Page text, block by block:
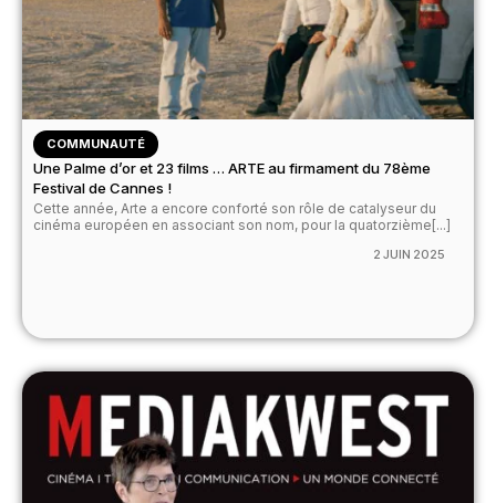
COMMUNAUTÉ
Une Palme d’or et 23 films … ARTE au firmament du 78ème
Festival de Cannes !
Cette année, Arte a encore conforté son rôle de catalyseur du
cinéma européen en associant son nom, pour la quatorzième[...]
2 JUIN 2025